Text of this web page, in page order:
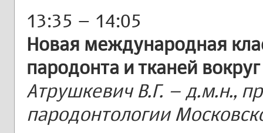
13:35 – 14:05
Новая международная
пародонта и тканей
Атрушкевич В.Г. – д.м.н.,
пародонтологии